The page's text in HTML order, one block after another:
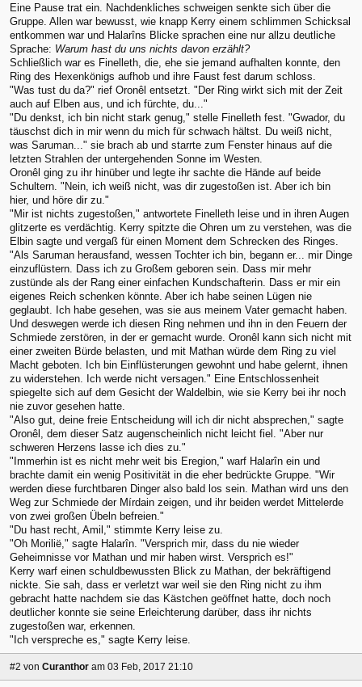
Eine Pause trat ein. Nachdenkliches schweigen senkte sich über die
Gruppe. Allen war bewusst, wie knapp Kerry einem schlimmen Schicksal
entkommen war und Halarîns Blicke sprachen eine nur allzu deutliche
Sprache: Warum hast du uns nichts davon erzählt?
Schließlich war es Finelleth, die, ehe sie jemand aufhalten konnte, den
Ring des Hexenkönigs aufhob und ihre Faust fest darum schloss.
"Was tust du da?" rief Oronêl entsetzt. "Der Ring wirkt sich mit der Zeit
auch auf Elben aus, und ich fürchte, du..."
"Du denkst, ich bin nicht stark genug," stelle Finelleth fest. "Gwador, du
täuschst dich in mir wenn du mich für schwach hältst. Du weiß nicht,
was Saruman..." sie brach ab und starrte zum Fenster hinaus auf die
letzten Strahlen der untergehenden Sonne im Westen.
Oronêl ging zu ihr hinüber und legte ihr sachte die Hände auf beide
Schultern. "Nein, ich weiß nicht, was dir zugestoßen ist. Aber ich bin
hier, und höre dir zu."
"Mir ist nichts zugestoßen," antwortete Finelleth leise und in ihren Augen
glitzerte es verdächtig. Kerry spitzte die Ohren um zu verstehen, was die
Elbin sagte und vergaß für einen Moment dem Schrecken des Ringes.
"Als Saruman herausfand, wessen Tochter ich bin, begann er... mir Dinge
einzuflüstern. Dass ich zu Großem geboren sein. Dass mir mehr
zustünde als der Rang einer einfachen Kundschafterin. Dass er mir ein
eigenes Reich schenken könnte. Aber ich habe seinen Lügen nie
geglaubt. Ich habe gesehen, was sie aus meinem Vater gemacht haben.
Und deswegen werde ich diesen Ring nehmen und ihn in den Feuern der
Schmiede zerstören, in der er gemacht wurde. Oronêl kann sich nicht mit
einer zweiten Bürde belasten, und mit Mathan würde dem Ring zu viel
Macht geboten. Ich bin Einflüsterungen gewohnt und habe gelernt, ihnen
zu widerstehen. Ich werde nicht versagen." Eine Entschlossenheit
spiegelte sich auf dem Gesicht der Waldelbin, wie sie Kerry bei ihr noch
nie zuvor gesehen hatte.
"Also gut, deine freie Entscheidung will ich dir nicht absprechen," sagte
Oronêl, dem dieser Satz augenscheinlich nicht leicht fiel. "Aber nur
schweren Herzens lasse ich dies zu."
"Immerhin ist es nicht mehr weit bis Eregion," warf Halarîn ein und
brachte damit ein wenig Positivität in die eher bedrückte Gruppe. "Wir
werden diese furchtbaren Dinger also bald los sein. Mathan wird uns den
Weg zur Schmiede der Mírdain zeigen, und ihr beiden werdet Mittelerde
von zwei großen Übeln befreien."
"Du hast recht, Amil," stimmte Kerry leise zu.
"Oh Morilië," sagte Halarîn. "Versprich mir, dass du nie wieder
Geheimnisse vor Mathan und mir haben wirst. Versprich es!"
Kerry warf einen schuldbewussten Blick zu Mathan, der bekräftigend
nickte. Sie sah, dass er verletzt war weil sie den Ring nicht zu ihm
gebracht hatte nachdem sie das Kästchen geöffnet hatte, doch noch
deutlicher konnte sie seine Erleichterung darüber, dass ihr nichts
zugestoßen war, erkennen.
"Ich verspreche es," sagte Kerry leise.
#2 von Curanthor am 03 Feb, 2017 21:10